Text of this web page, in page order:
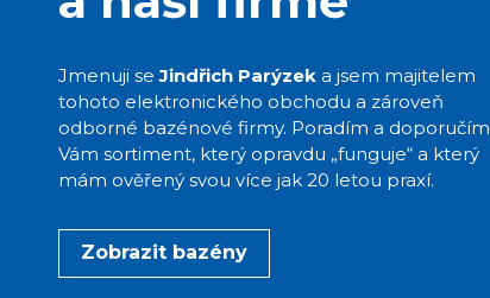
Jmenuji seJindřich Parýzeka jsem majitelem
tohoto elektronického obchodu a zároveň
odborné bazénové firmy. Poradím a doporučím
Vám sortiment, který opravdu „funguje“ a který
mám ověřený svou více jak 20 letou praxí.
Zobrazit bazény